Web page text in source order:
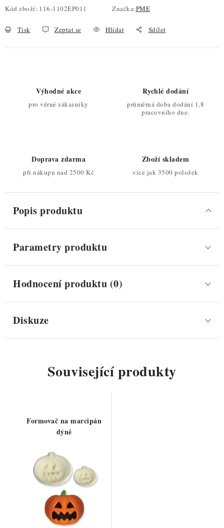
Kód zboží: 116-1102EP011 Značka:PME
Tisk Zeptat se Hlídat Sdílet
Výhodné akce
pro věrné zákazníky
Rychlé dodání
průměrná doba dodání 1,8
pracovního dne.
Doprava zdarma
při nákupu nad 2500 Kč
Zboží skladem
více jak 3500 položek
Popis produktu
Parametry produktu
Hodnocení produktu (0)
Diskuze
Související produkty
Formovač na marcipán
dýně